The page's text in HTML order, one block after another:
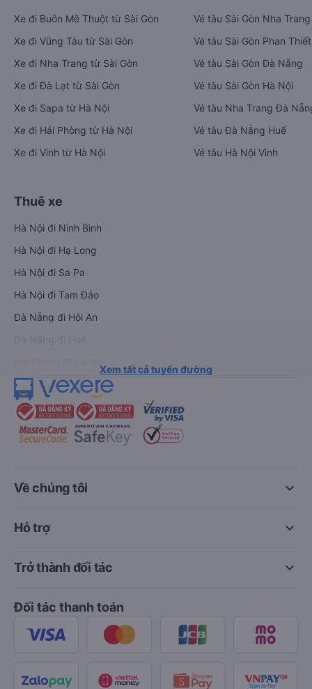
Xe đi Buôn Mê Thuột từ Sài Gòn
Xe đi Vũng Tàu từ Sài Gòn
Xe đi Nha Trang từ Sài Gòn
Xe đi Đà Lạt từ Sài Gòn
Xe đi Sapa từ Hà Nội
Xe đi Hải Phòng từ Hà Nội
Xe đi Vinh từ Hà Nội
Vé tàu Sài Gòn Nha Trang
Vé tàu Sài Gòn Phan Thiết
Vé tàu Sài Gòn Đà Nẵng
Vé tàu Sài Gòn Hà Nội
Vé tàu Nha Trang Đà
Vé tàu Đà Nẵng Huế
Vé tàu Hà Nội Vinh
Thuê xe
Hà Nội đi Ninh Bình
Hà Nội đi Hạ Long
Hà Nội đi Sa Pa
Hà Nội đi Tam Đảo
Đà Nẵng đi Hội An
Xem tất cả tuyến đường
keyboard_arrow_down
Về chúng tôi
keyboard_arrow_down
Hỗ trợ
keyboard_arrow_down
Trở thành đối tác
Đối tác thanh toán